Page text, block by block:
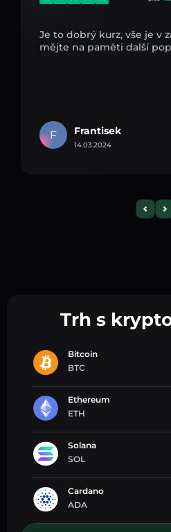
Je to dobrý kurz, vše je v
mějte na paměti další
F Frantisek
14.03.2024
Trh s
Bitcoin
BTC
Ethereum
ETH
Solana
SOL
Cardano
ADA